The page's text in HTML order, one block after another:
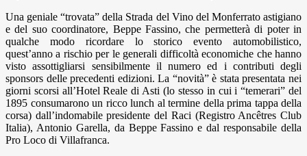
Una geniale “trovata” della Strada del Vino del Monferrato astigiano
e del suo coordinatore, Beppe Fassino,che permetterà di poter in
qualche modo ricordare lo storico evento automobilistico,
quest’anno a rischio per le generali difficoltà economiche che hanno
visto assottigliarsi sensibilmente il numero ed i contributi degli
sponsors delle precedenti edizioni. La “novità” è stata presentata nei
giorni scorsi all’Hotel Reale di Asti (lo stesso in cui i “temerari” del
1895 consumarono un ricco lunch al termine della prima tappa della
corsa) dall’indomabile presidente del Raci (Registro Ancêtres Club
Italia), Antonio Garella, da Beppe Fassino e dal responsabile della
Pro Loco di Villafranca.